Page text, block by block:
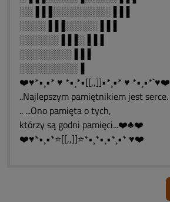
░░▐▐▐░░░░░░░░░▐▐▐
░░░░▐▐▐░░░░░▐▐▐
░░░░░░▐▐▐░▐▐▐
░░░░░░░░▐▐▐
░░░░░░░░░▐
❤️♥*•¸•* ♥ *•¸*•[[,,]]•*¸•* ♥ *•¸•*`♥❤️
..Najlepszym pamiętnikiem jest serce.
.. ...Ono pamięta o tych,
którzy są godni pamięci...❤️♣❤️
❤️♥*•¸•*⭐[[,,]]⭐*•¸*•¸•*¸•* ♥❤️